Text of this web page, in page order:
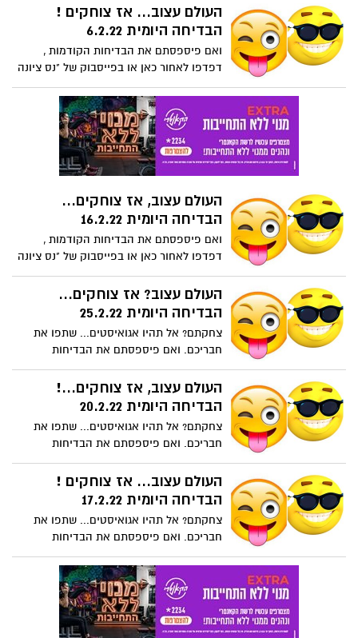
של "נס ציונה נט".
העולם עצוב... אז צוחקים !
הבדיחה היומית 6.2.22
ואם פיספסתם את הבדיחות הקודמות ,
דפדפו לאחור כאן או בפייסבוק של "נס ציונה
נט". צחקתם? אל תהיו אגואיסטים... שתפו
העולם עצוב, אז צוחקים...
הבדיחה היומית 16.2.22
ואם פיספסתם את הבדיחות הקודמות ,
דפדפו לאחור כאן או בפייסבוק של "נס ציונה
נט". צחקתם? אל תהיו אגואיסטים... שתפו
את חבריכם.
העולם עצוב? אז צוחקים...
הבדיחה היומית 25.2.22
צחקתם? אל תהיו אגואיסטים... שתפו את
חבריכם. ואם פיספסתם את הבדיחות
הקודמות , דפדפו לאחור כאן או בפייסבוק
של "נס ציונה נט".
העולם עצוב, אז צוחקים...!
הבדיחה היומית 20.2.22
צחקתם? אל תהיו אגואיסטים... שתפו את
חבריכם. ואם פיספסתם את הבדיחות
הקודמות , דפדפו לאחור כאן או בפייסבוק
של "נס ציונה נט".
העולם עצוב... אז צוחקים !
הבדיחה היומית 17.2.22
צחקתם? אל תהיו אגואיסטים... שתפו את
חבריכם. ואם פיספסתם את הבדיחות
הקודמות , דפדפו לאחור כאן או בפייסבוק
של "נס ציונה נט".